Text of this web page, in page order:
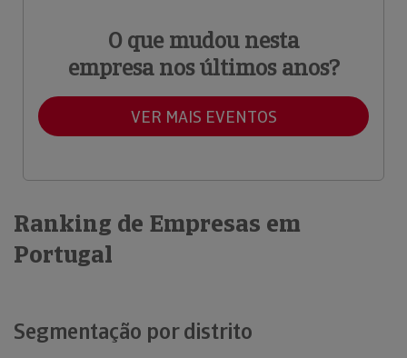
O que mudou nesta
empresa nos últimos anos?
VER MAIS EVENTOS
Ranking de Empresas em
Portugal
Segmentação por distrito